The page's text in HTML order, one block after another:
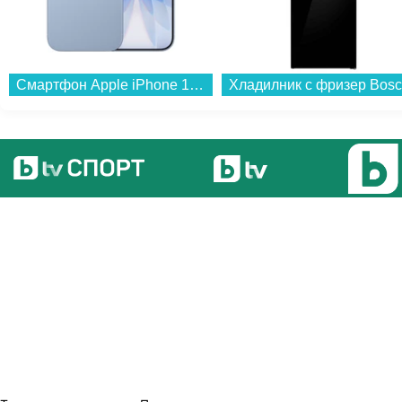
Смартфон Apple iPhone 17 512GB Mist Blue mg6t4 , 5120 GB, 8 GB...